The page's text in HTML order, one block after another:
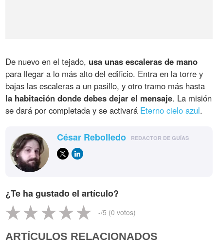
De nuevo en el tejado, usa unas escaleras de mano
para llegar a lo más alto del edificio. Entra en la torre y
bajas las escaleras a un pasillo, y otro tramo más hasta
la habitación donde debes dejar el mensaje. La misión
se dará por completada y se activará Eterno cielo azul.
César Rebolledo REDACTOR DE GUÍAS
¿Te ha gustado el artículo?
-/5 (0 votos)
ARTÍCULOS RELACIONADOS